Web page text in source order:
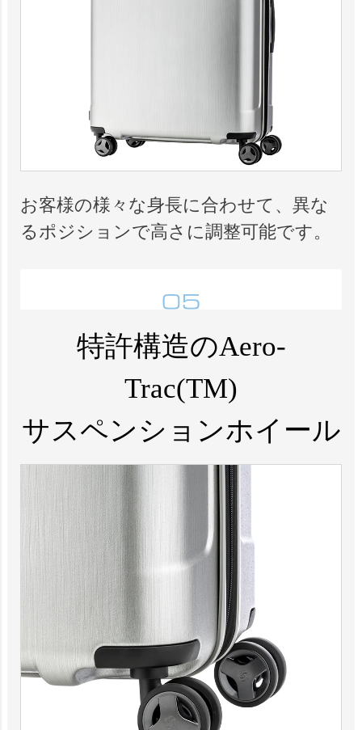
お客様の様々な身長に合わせて、異な
るポジションで高さに調整可能です。
特許構造のAero-
Trac(TM)
サスペンションホイール